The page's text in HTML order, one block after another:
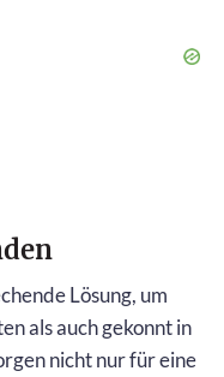
Lösung, um
als auch gekonnt in
nicht nur für eine